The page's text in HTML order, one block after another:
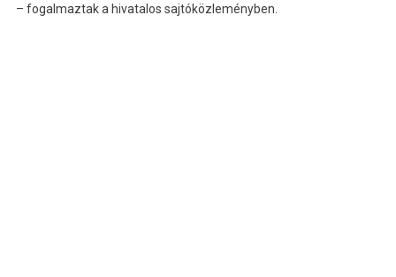
– fogalmaztak a hivatalos sajtóközleményben.